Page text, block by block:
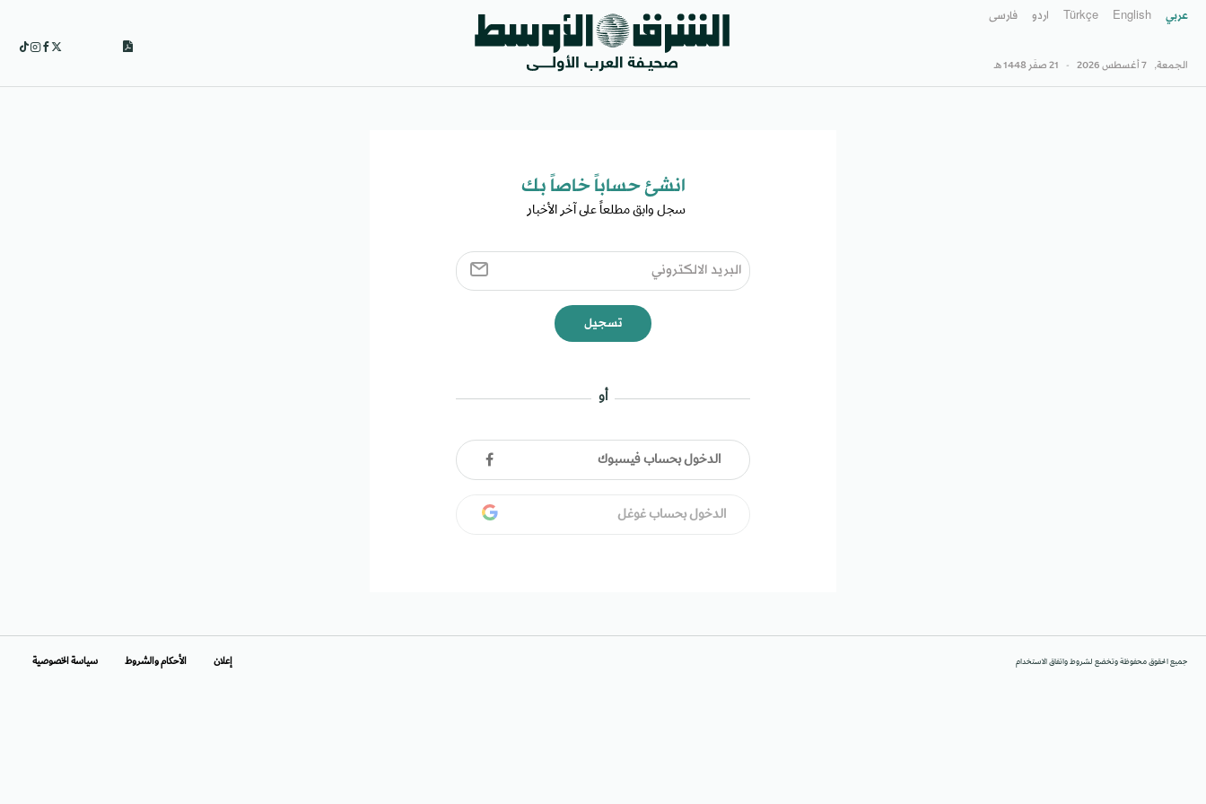
عربي English
Türkçe اردو فارسى
الجمعة, 7 أغسطس 2026 - 21 صفَر 1448 هـ
انشئ حساباً خاصاً بك​
سجل وابق مطلعاً على آخر الأخبار ​
تسجيل
أو
الدخول بحساب فيسبوك
الدخول بحساب غوغل
جميع الحقوق محفوظة وتخضع لشروط واتفاق الاستخدام إعلان الأحكام والشروط سياسة الخصوصية